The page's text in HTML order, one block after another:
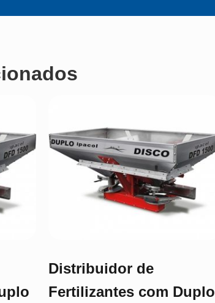
Distribuidor de
Fertilizantes com Duplo